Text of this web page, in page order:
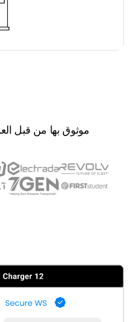
موثوق بها من قبل